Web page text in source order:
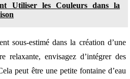
Utiliser les Couleurs dans la
sous-estimé dans la création d’une
relaxante, envisagez d’intégrer des
peut être une petite fontaine d’eau